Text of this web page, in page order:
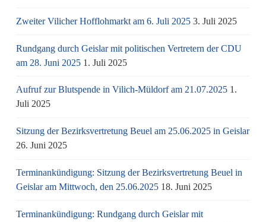
Zweiter Vilicher Hofflohmarkt am 6. Juli 2025 3. Juli 2025
Rundgang durch Geislar mit politischen Vertretern der CDU
am 28. Juni 2025 1. Juli 2025
Aufruf zur Blutspende in Vilich-Müldorf am 21.07.2025 1.
Juli 2025
Sitzung der Bezirksvertretung Beuel am 25.06.2025 in Geislar
26. Juni 2025
Terminankündigung: Sitzung der Bezirksvertretung Beuel in
Geislar am Mittwoch, den 25.06.2025 18. Juni 2025
Terminankündigung: Rundgang durch Geislar mit